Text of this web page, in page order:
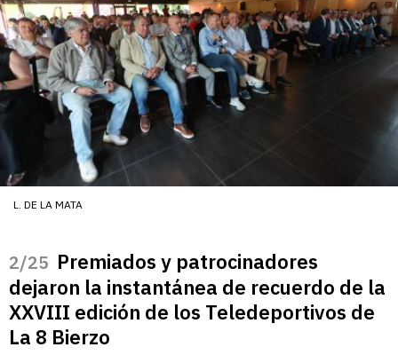
L. DE LA MATA
/25 Premiados y patrocinadores
dejaron la instantánea de recuerdo de la
XXVIII edición de los Teledeportivos de
La 8 Bierzo